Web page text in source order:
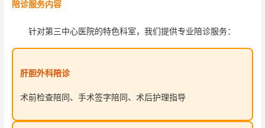
陪诊服务内容
针对第三中心医院的特色科室，我们提供专业陪诊服务：
肝胆外科陪诊
术前检查陪同、手术签字陪同、术后护理指导